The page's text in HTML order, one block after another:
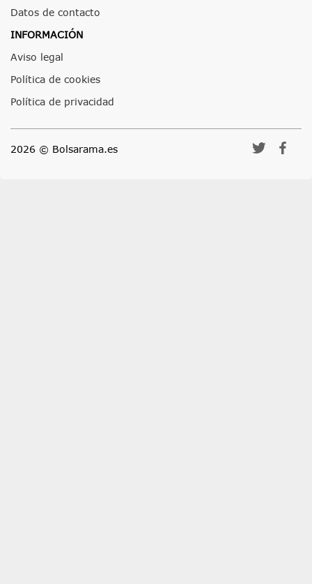
Datos de contacto
INFORMACIÓN
Aviso legal
Política de cookies
Política de privacidad
2026 © Bolsarama.es